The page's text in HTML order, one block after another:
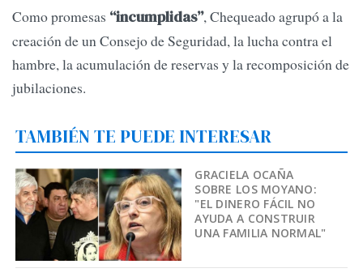
Como promesas “incumplidas”, Chequeado agrupó a la
creación de un Consejo de Seguridad, la lucha contra el
hambre, la acumulación de reservas y la recomposición de
jubilaciones.
TAMBIÉN TE PUEDE INTERESAR
GRACIELA OCAÑA
SOBRE LOS MOYANO:
"EL DINERO FÁCIL NO
AYUDA A CONSTRUIR
UNA FAMILIA NORMAL"